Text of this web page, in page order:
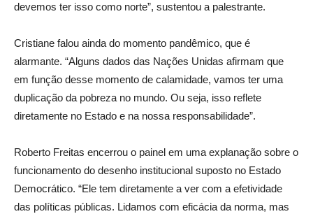
devemos ter isso como norte”, sustentou a palestrante.
Cristiane falou ainda do momento pandêmico, que é
alarmante. “Alguns dados das Nações Unidas afirmam que
em função desse momento de calamidade, vamos ter uma
duplicação da pobreza no mundo. Ou seja, isso reflete
diretamente no Estado e na nossa responsabilidade”.
Roberto Freitas encerrou o painel em uma explanação sobre o
funcionamento do desenho institucional suposto no Estado
Democrático. “Ele tem diretamente a ver com a efetividade
das políticas públicas. Lidamos com eficácia da norma, mas